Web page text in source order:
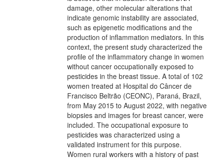
damage, other molecular alterations that
indicate genomic instability are associated,
such as epigenetic modifications and the
production of inflammation mediators. In this
context, the present study characterized the
profile of the inflammatory change in women
without cancer occupationally exposed to
pesticides in the breast tissue. A total of 102
women treated at Hospital do Câncer de
Francisco Beltrão (CEONC), Paraná, Brazil,
from May 2015 to August 2022, with negative
biopsies and images for breast cancer, were
included. The occupational exposure to
pesticides was characterized using a
validated instrument for this purpose.
Women rural workers with a history of past